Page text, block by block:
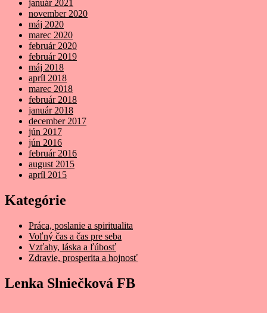
január 2021
november 2020
máj 2020
marec 2020
február 2020
február 2019
máj 2018
apríl 2018
marec 2018
február 2018
január 2018
december 2017
jún 2017
jún 2016
február 2016
august 2015
apríl 2015
Kategórie
Práca, poslanie a spiritualita
Voľný čas a čas pre seba
Vzťahy, láska a ľúbosť
Zdravie, prosperita a hojnosť
Lenka Slniečková FB